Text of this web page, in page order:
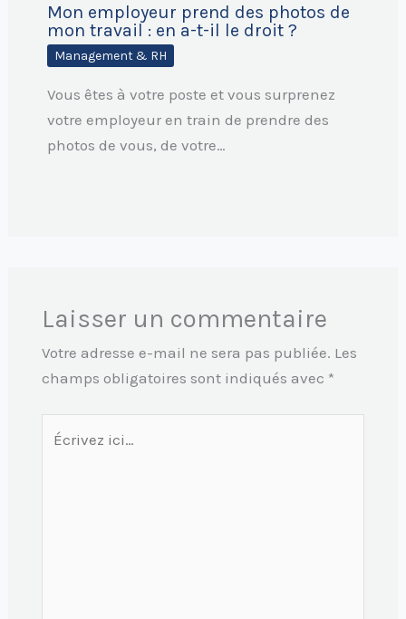
Mon employeur prend des photos de
mon travail : en a-t-il le droit ?
Management & RH
Vous êtes à votre poste et vous surprenez
votre employeur en train de prendre des
photos de vous, de votre…
Laisser un commentaire
Votre adresse e-mail ne sera pas publiée. Les
champs obligatoires sont indiqués avec *
ici…